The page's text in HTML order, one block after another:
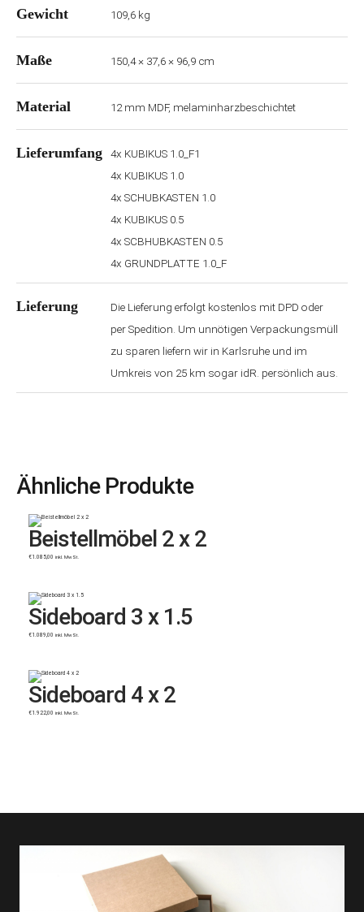
Gewicht 109,6 kg
Maße 150,4 × 37,6 × 96,9 cm
Material 12 mm MDF, melaminharzbeschichtet
Lieferumfang
4x KUBIKUS 1.0_F1
4x KUBIKUS 1.0
4x SCHUBKASTEN 1.0
4x KUBIKUS 0.5
4x SCBHUBKASTEN 0.5
4x GRUNDPLATTE 1.0_F
Lieferung
Die Lieferung erfolgt kostenlos mit DPD oder
per Spedition. Um unnötigen Verpackungsmüll
zu sparen liefern wir in Karlsruhe und im
Umkreis von 25 km sogar idR. persönlich aus.
Ähnliche Produkte
Beistellmöbel 2 x 2
€1.085,00 inkl. MwSt.
Sideboard 3 x 1.5
€1.089,00 inkl. MwSt.
Sideboard 4 x 2
€1.922,00 inkl. MwSt.